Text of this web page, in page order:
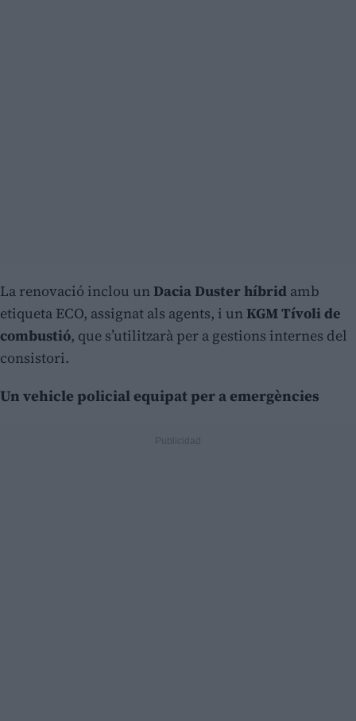
La renovació inclou unDacia Duster híbrid amb
etiqueta ECO, assignat als agents, i unKGM Tívoli de
combustió, que s’utilitzarà per a gestions internes del
consistori.
Un vehicle policial equipat per a emergències